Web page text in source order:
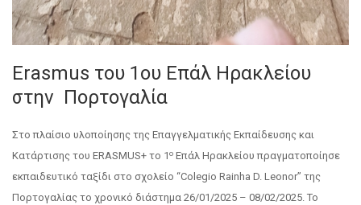
Erasmus του 1ου Επάλ Ηρακλείου
στην Πορτογαλία
Στο πλαίσιο υλοποίησης της Επαγγελματικής Εκπαίδευσης και
Κατάρτισης του ERASMUS+ το 1ο Επάλ Ηρακλείου πραγματοποίησε
εκπαιδευτικό ταξίδι στο σχολείο “Colegio Rainha D. Leonor” της
Πορτογαλίας το χρονικό διάστημα 26/01/2025 – 08/02/2025. Το